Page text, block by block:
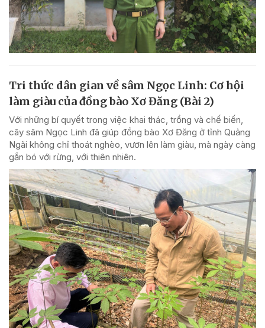
Tri thức dân gian về sâm Ngọc Linh: Cơ hội
làm giàu của đồng bào Xơ Đăng (Bài 2)
Với những bí quyết trong việc khai thác, trồng và chế biến,
cây sâm Ngọc Linh đã giúp đồng bào Xơ Đăng ở tỉnh Quảng
Ngãi không chỉ thoát nghèo, vươn lên làm giàu, mà ngày càng
gắn bó với rừng, với thiên nhiên.